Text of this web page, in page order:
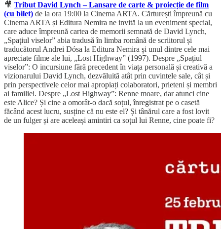
🎥 Tribut David Lynch – Lansare de carte & proiecție de film
(cu bilet) de la ora 19:00 la Cinema ARTA. Cărturești împreună cu
Cinema ARTA și Editura Nemira ne invită la un eveniment special,
care aduce împreună cartea de memorii semnată de David Lynch,
„Spațiul viselor” abia tradusă în limba română de scriitorul și
traducătorul Andrei Dósa la Editura Nemira și unul dintre cele mai
apreciate filme ale lui, „Lost Highway” (1997). Despre „Spațiul
viselor”: O incursiune fără precedent în viața personală și creativă a
vizionarului David Lynch, dezvăluită atât prin cuvintele sale, cât și
prin perspectivele celor mai apropiați colaboratori, prieteni și membri
ai familiei. Despre „Lost Highway”: Renne moare, dar atunci cine
este Alice? Și cine a omorât-o dacă soțul, înregistrat pe o casetă
făcând acest lucru, susține că nu este el? Și tânărul care a fost lovit
de un fulger și are aceleași amintiri ca soțul lui Renne, cine poate fi?